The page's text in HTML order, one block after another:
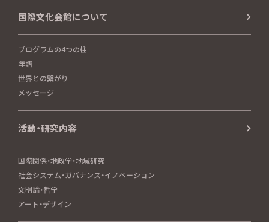
国際文化会館について
プログラムの4つの柱
年譜
世界との繋がり
メッセージ
活動・研究内容
国際関係・地政学・地域研究
社会システム・ガバナンス・イノベーション
文明論・哲学
アート・デザイン